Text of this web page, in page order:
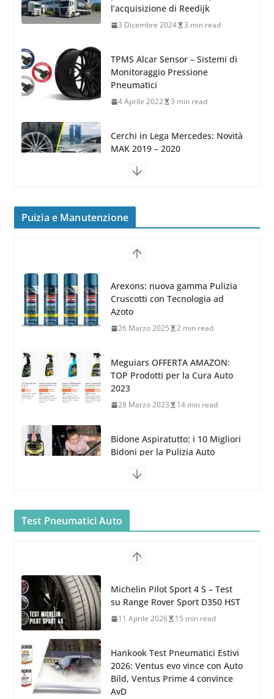
TPMS Alcar Sensor – Sistemi di
Monitoraggio Pressione
Cerchi in Lega Mercedes: Novità
MAK 2019 – 2020
Cerchi in Lega Volvo: Nuovi
MAK FIVESTAR (2019)
Cerchi in lega grandi: quando
peggiorano davvero comfort,
8 Aprile 2026
Puizia e Manutenzione
Cruscotti con Tecnologia ad
2 min read
Meguiars OFFERTA AMAZON:
TOP Prodotti per la Cura Auto
28 Marzo 2023 14 min read
Bidone Aspiratutto: i 10 Migliori
Bidoni per la Pulizia Auto
MTM PF22.2: La Migliore Foam
Gun per la tua Idropulitrice?
Bullock entra nel mondo della
cura dell’Auto: la nuova linea
26 Marzo 2025
Test Pneumatici Auto
su Range Rover Sport D350 HST
Hankook Test Pneumatici Estivi
2026: Ventus evo vince con Auto
26 Marzo 2026 8 min read
Test Gomme 2026 Tyre Reviews: